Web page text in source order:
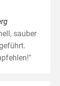
sauber